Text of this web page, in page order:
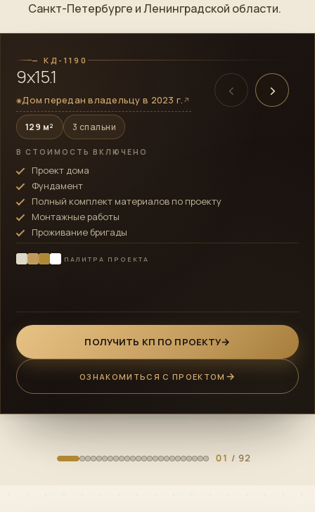
Санкт-Петербурге и Ленинградской области.
ПОСТРОЕННЫЙ ОБЪЕКТ
Смотреть готовый дом→
— КД-1190
9х15.1
◉Дом передан владельцу в 2023 г. ↗
129 м² 3 спальни
В СТОИМОСТЬ ВКЛЮЧЕНО
Проект дома
Фундамент
Полный комплект материалов по проекту
Монтажные работы
Проживание бригады
ПАЛИТРА ПРОЕКТА
ПОЛУЧИТЬ КП ПО ПРОЕКТУ
ОЗНАКОМИТЬСЯ С ПРОЕКТОМ
‹ ›
01 / 92